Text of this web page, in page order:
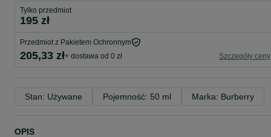
Tylko przedmiot
195 zł
Przedmiot z Pakietem Ochronnym
205,33 zł+ dostawa od 0 zł Szczegóły ceny
Stan: Używane Pojemność: 50 ml Marka: Burberry
OPIS